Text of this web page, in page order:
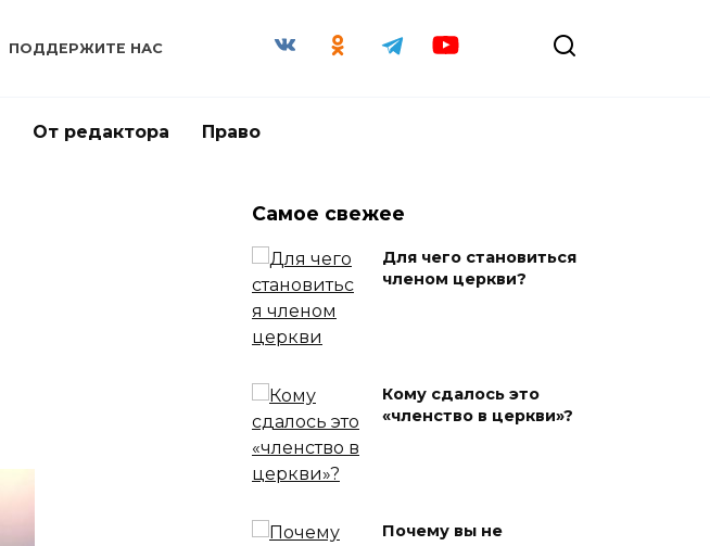
ПОДДЕРЖИТЕ НАС
От редактора Право
Самое свежее
Для чего становиться
членом церкви?
Кому сдалось это
«членство в церкви»?
Почему вы не